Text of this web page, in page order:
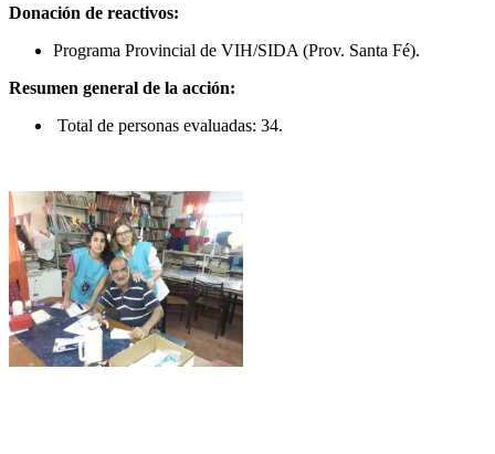
Donación de reactivos:
Programa Provincial de VIH/SIDA (Prov. Santa Fé).
Resumen general de la acción:
Total de personas evaluadas: 34.